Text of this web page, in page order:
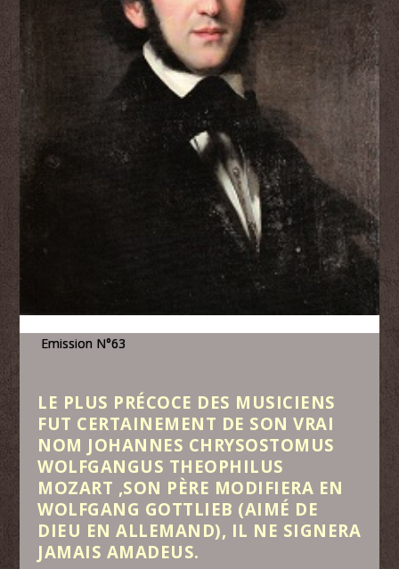
Emission N°63
‍LE PLUS PRÉCOCE DES MUSICIENS
FUT CERTAINEMENT DE SON VRAI
NOM JOHANNES CHRYSOSTOMUS
WOLFGANGUS THEOPHILUS
MOZART ,SON PÈRE MODIFIERA EN
WOLFGANG GOTTLIEB (AIMÉ DE
DIEU EN ALLEMAND), IL NE SIGNERA
JAMAIS AMADEUS.